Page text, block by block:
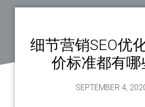
细节营销SEO优
价标准都有哪
SEPTEMBER 4,